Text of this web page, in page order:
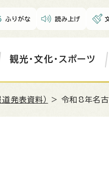
ふりがな 読み上げ
観光・文化・スポーツ
発表資料） > 令和8年名古